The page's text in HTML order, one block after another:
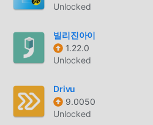
moddroid tidak hanya
8.4.6 benar-benar gratis, tetapi
mod, memberi Anda Free fungsi
terlengkap. Selain itu, semua
secara manual oleh moddroid,
Unlocked
빌리진아이
1.22.0
Unlocked
Drivu
9.0050
Unlocked